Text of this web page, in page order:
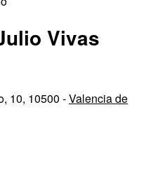
Vivas
10, 10500 -Valencia de